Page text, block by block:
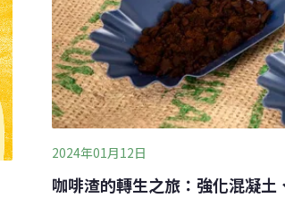
2024年01月12日
咖啡渣的轉生之旅：強化混凝